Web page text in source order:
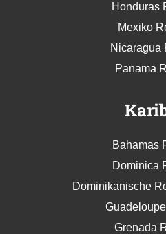
Honduras
Mexiko
Nicaragua
Panama
Bahamas
Dominica
Dominikanische
Grenada